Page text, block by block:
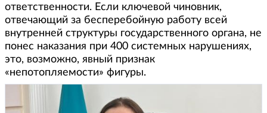
ответственности. Если ключевой чиновник,
отвечающий за бесперебойную работу всей
внутренней структуры государственного органа, не
понес наказания при 400 системных нарушениях,
это, возможно, явный признак
«непотопляемости» фигуры.